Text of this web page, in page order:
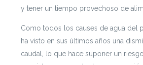
y tener un tiempo provechoso de
Como todos los causes de agua del
ha visto en sus últimos años una
caudal, lo que hace suponer un